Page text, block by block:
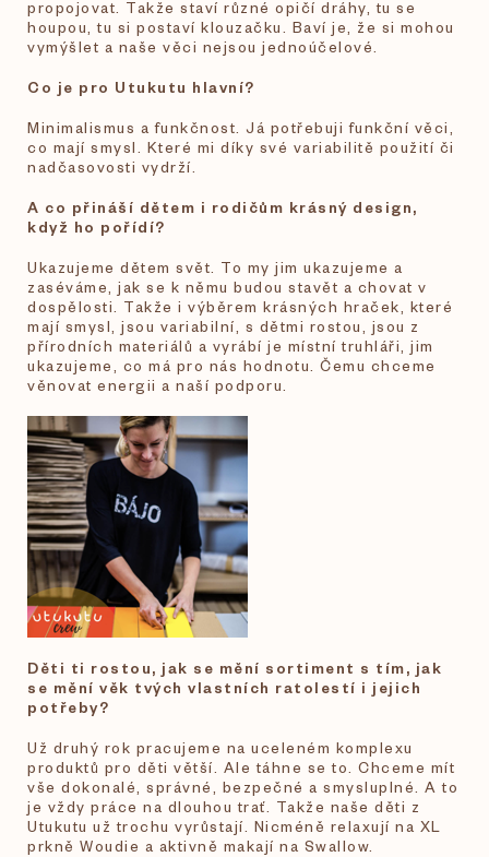
propojovat. Takže staví různé opičí dráhy, tu se
houpou, tu si postaví klouzačku. Baví je, že si mohou
vymýšlet a naše věci nejsou jednoúčelové.
Co je pro Utukutu hlavní?
Minimalismus a funkčnost. Já potřebuji funkční věci,
co mají smysl. Které mi díky své variabilitě použití či
nadčasovosti vydrží.
A co přináší dětem i rodičům krásný design,
když ho pořídí?
Ukazujeme dětem svět. To my jim ukazujeme a
zaséváme, jak se k němu budou stavět a chovat v
dospělosti. Takže i výběrem krásných hraček, které
mají smysl, jsou variabilní, s dětmi rostou, jsou z
přírodních materiálů a vyrábí je místní truhláři, jim
ukazujeme, co má pro nás hodnotu. Čemu chceme
věnovat energii a naší podporu.
Děti ti rostou, jak se mění sortiment s tím, jak
se mění věk tvých vlastních ratolestí i jejich
potřeby?
Už druhý rok pracujeme na uceleném komplexu
produktů pro děti větší. Ale táhne se to. Chceme mít
vše dokonalé, správné, bezpečné a smysluplné. A to
je vždy práce na dlouhou trať. Takže naše děti z
Utukutu už trochu vyrůstají. Nicméně relaxují na XL
prkně Woudie a aktivně makají na Swallow.